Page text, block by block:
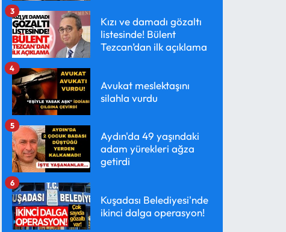
Kızı ve damadı gözaltı
listesinde! Bülent
Tezcan’dan ilk açıklama
3
Avukat meslektaşını
silahla vurdu
4
Aydın'da 49 yaşındaki
adam yürekleri ağza
getirdi
5
Kuşadası Belediyesi'nde
ikinci dalga operasyon!
6